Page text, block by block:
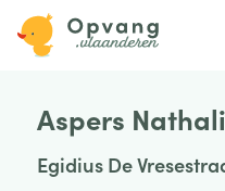
Aspers
Egidius De